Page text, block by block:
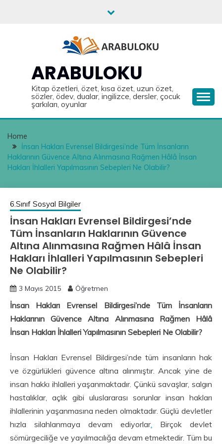
ARABULOKU
Kitap özetleri, özet, kısa özet, uzun özet,
sözler, ödev, dualar, ingilizce, dersler, çocuk
şarkıları, oyunlar
Home
İnsan Hakları Evrensel Bildirgesi’nde Tüm İnsanların
Haklarının Güvence Altına Alınmasına Rağmen Hâlâ İnsan
Hakları İhlalleri Yapılmasının Sebepleri Ne Olabilir?
6.Sınıf Sosyal Bilgiler
İnsan Hakları Evrensel Bildirgesi’nde
Tüm İnsanların Haklarının Güvence
Altına Alınmasına Rağmen Hâlâ İnsan
Hakları İhlalleri Yapılmasının Sebepleri
Ne Olabilir?
3 Mayıs 2015 Öğretmen
İnsan Hakları Evrensel Bildirgesi’nde Tüm İnsanların
Haklarının Güvence Altına Alınmasına Rağmen Hâlâ
İnsan Hakları İhlalleri Yapılmasının Sebepleri Ne Olabilir?
İnsan Hakları Evrensel Bildirgesi’nde tüm insanların hak
ve özgürlükleri güvence altına alınmıştır. Ancak yine de
insan hakkı ihlalleri yaşanmaktadır. Çünkü savaşlar, salgın
hastalıklar, açlık gibi uluslararası sorunlar insan hakları
ihlallerinin yaşanmasına neden olmaktadır. Güçlü devletler
hızla silahlanmaya devam ediyorlar. Birçok devlet
sömürgeciliğe ve yayılmacılığa devam etmektedir. Tüm bu